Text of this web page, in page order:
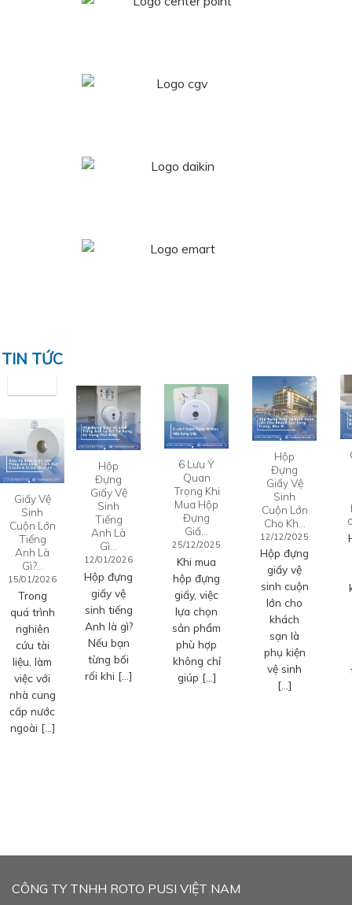
TIN TỨC
Giấy Vệ
Sinh
Cuộn Lớn
Tiếng
Anh Là
Gì?…
15/01/2026
Trong
quá trình
nghiên
cứu tài
liệu, làm
việc với
nhà cung
cấp nước
ngoài […]
Hộp
Đựng
Giấy Vệ
Sinh
Tiếng
Anh Là
Gì…
12/01/2026
Hộp đựng
giấy vệ
sinh tiếng
Anh là gì?
Nếu bạn
từng bối
rối khi […]
6 Lưu Ý
Quan
Trọng Khi
Mua Hộp
Đựng
Giấ…
25/12/2025
Khi mua
hộp đựng
giấy, việc
lựa chọn
sản phẩm
phù hợp
không chỉ
giúp […]
Hộp
Đựng
Giấy Vệ
Sinh
Cuộn Lớn
Cho Kh…
12/12/2025
Hộp đựng
giấy vệ
sinh cuộn
lớn cho
khách
sạn là
phụ kiện
vệ sinh
[…]
CÔNG TY TNHH ROTO PUSI VIỆT NAM